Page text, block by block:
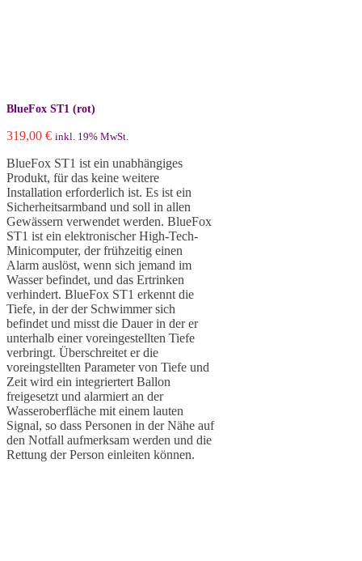
BlueFox ST1 (rot)
319,00 € inkl. 19% MwSt.
BlueFox ST1 ist ein unabhängiges
Produkt, für das keine weitere
Installation erforderlich ist. Es ist ein
Sicherheitsarmband und soll in allen
Gewässern verwendet werden. BlueFox
ST1 ist ein elektronischer High-Tech-
Minicomputer, der frühzeitig einen
Alarm auslöst, wenn sich jemand im
Wasser befindet, und das Ertrinken
verhindert. BlueFox ST1 erkennt die
Tiefe, in der der Schwimmer sich
befindet und misst die Dauer in der er
unterhalb einer voreingestellten Tiefe
verbringt. Überschreitet er die
voreingstellten Parameter von Tiefe und
Zeit wird ein integriertert Ballon
freigesetzt und alarmiert an der
Wasseroberfläche mit einem lauten
Signal, so dass Personen in der Nähe auf
den Notfall aufmerksam werden und die
Rettung der Person einleiten können.